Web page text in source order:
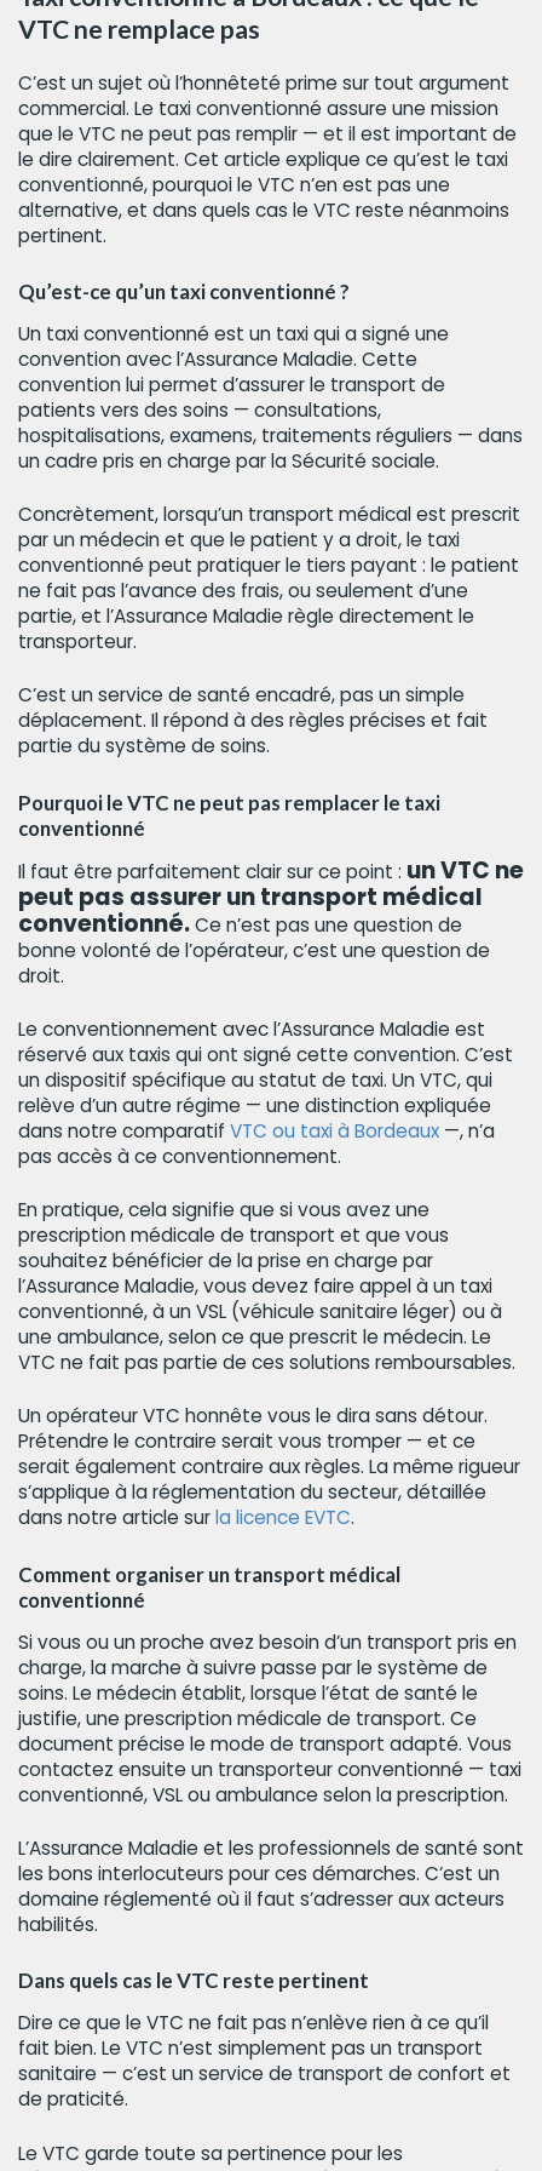
VTC ne remplace pas
C’est un sujet où l’honnêteté prime sur tout argument
commercial. Le taxi conventionné assure une mission
que le VTC ne peut pas remplir — et il est important de
le dire clairement. Cet article explique ce qu’est le taxi
conventionné, pourquoi le VTC n’en est pas une
alternative, et dans quels cas le VTC reste néanmoins
pertinent.
Qu’est-ce qu’un taxi conventionné ?
Un taxi conventionné est un taxi qui a signé une
convention avec l’Assurance Maladie. Cette
convention lui permet d’assurer le transport de
patients vers des soins — consultations,
hospitalisations, examens, traitements réguliers — dans
un cadre pris en charge par la Sécurité sociale.
Concrètement, lorsqu’un transport médical est prescrit
par un médecin et que le patient y a droit, le taxi
conventionné peut pratiquer le tiers payant : le patient
ne fait pas l’avance des frais, ou seulement d’une
partie, et l’Assurance Maladie règle directement le
transporteur.
C’est un service de santé encadré, pas un simple
déplacement. Il répond à des règles précises et fait
partie du système de soins.
Pourquoi le VTC ne peut pas remplacer le taxi
conventionné
Il faut être parfaitement clair sur ce point : un VTC ne
peut pas assurer un transport médical
conventionné.Ce n’est pas une question de
bonne volonté de l’opérateur, c’est une question de
droit.
Le conventionnement avec l’Assurance Maladie est
réservé aux taxis qui ont signé cette convention. C’est
un dispositif spécifique au statut de taxi. Un VTC, qui
relève d’un autre régime — une distinction expliquée
dans notre comparatif VTC ou taxi à Bordeaux —, n’a
pas accès à ce conventionnement.
En pratique, cela signifie que si vous avez une
prescription médicale de transport et que vous
souhaitez bénéficier de la prise en charge par
l’Assurance Maladie, vous devez faire appel à un taxi
conventionné, à un VSL (véhicule sanitaire léger) ou à
une ambulance, selon ce que prescrit le médecin. Le
VTC ne fait pas partie de ces solutions remboursables.
Un opérateur VTC honnête vous le dira sans détour.
Prétendre le contraire serait vous tromper — et ce
serait également contraire aux règles. La même rigueur
s’applique à la réglementation du secteur, détaillée
dans notre article surla licence EVTC.
Comment organiser un transport médical
conventionné
Si vous ou un proche avez besoin d’un transport pris en
charge, la marche à suivre passe par le système de
soins. Le médecin établit, lorsque l’état de santé le
justifie, une prescription médicale de transport. Ce
document précise le mode de transport adapté. Vous
contactez ensuite un transporteur conventionné — taxi
conventionné, VSL ou ambulance selon la prescription.
L’Assurance Maladie et les professionnels de santé sont
les bons interlocuteurs pour ces démarches. C’est un
domaine réglementé où il faut s’adresser aux acteurs
habilités.
Dans quels cas le VTC reste pertinent
Dire ce que le VTC ne fait pas n’enlève rien à ce qu’il
fait bien. Le VTC n’est simplement pas un transport
sanitaire — c’est un service de transport de confort et
de praticité.
Le VTC garde toute sa pertinence pour les